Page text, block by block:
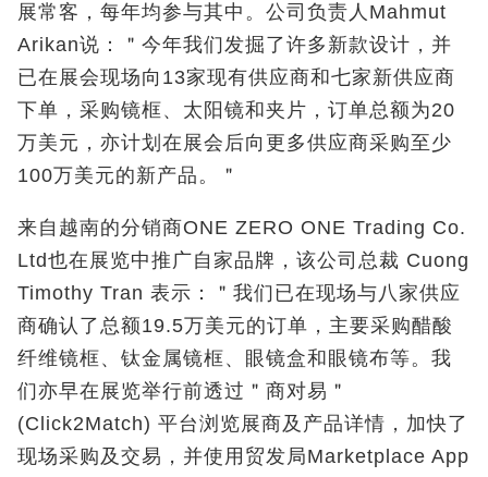
展常客，每年均参与其中。公司负责人Mahmut
Arikan说：＂今年我们发掘了许多新款设计，并
已在展会现场向13家现有供应商和七家新供应商
下单，采购镜框、太阳镜和夹片，订单总额为20
万美元，亦计划在展会后向更多供应商采购至少
100万美元的新产品。＂
来自越南的分销商ONE ZERO ONE Trading Co.
Ltd也在展览中推广自家品牌，该公司总裁 Cuong
Timothy Tran 表示：＂我们已在现场与八家供应
商确认了总额19.5万美元的订单，主要采购醋酸
纤维镜框、钛金属镜框、眼镜盒和眼镜布等。我
们亦早在展览举行前透过＂商对易＂
(Click2Match) 平台浏览展商及产品详情，加快了
现场采购及交易，并使用贸发局Marketplace App